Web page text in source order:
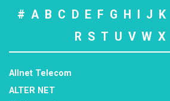
# A B C D E F G H J K
R S T U V W X
Allnet Telecom
ALTER NET